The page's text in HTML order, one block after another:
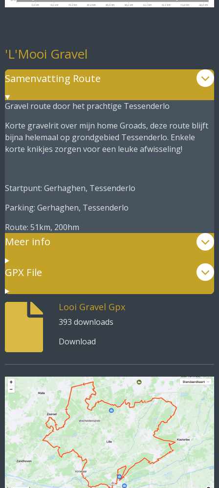
'L'Mooi Gravel
Samenvatting Route
Gravel route door het prachtige Tessenderlo
Korte gravelrit over mijn home Groads, deze route blijft
bijna helemaal op grondgebied Tessenderlo. Enkele
korte knikjes zorgen voor een leuke afwisseling!
Startpunt: Gerhaghen, Tessenderlo
Parking: Gerhaghen, Tessenderlo
Route: 51km, 200hm
Meer info
GPX File
Looi Gravel Gpx
393 downloads
Download